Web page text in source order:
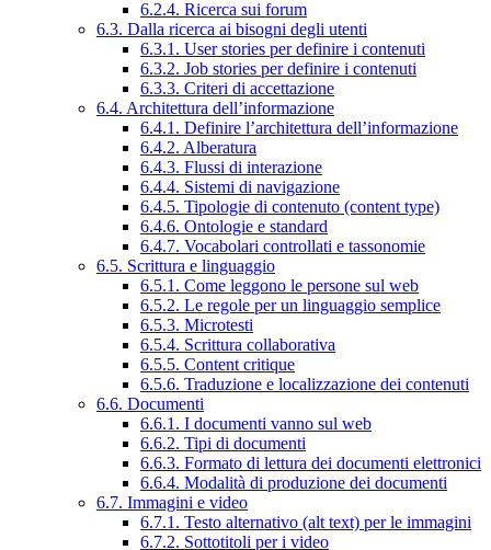
6.2.4. Ricerca sui forum
6.3. Dalla ricerca ai bisogni degli utenti
6.3.1. User stories per definire i contenuti
6.3.2. Job stories per definire i contenuti
6.3.3. Criteri di accettazione
6.4. Architettura dell’informazione
6.4.1. Definire l’architettura dell’informazione
6.4.2. Alberatura
6.4.3. Flussi di interazione
6.4.4. Sistemi di navigazione
6.4.5. Tipologie di contenuto (content type)
6.4.6. Ontologie e standard
6.4.7. Vocabolari controllati e tassonomie
6.5. Scrittura e linguaggio
6.5.1. Come leggono le persone sul web
6.5.2. Le regole per un linguaggio semplice
6.5.3. Microtesti
6.5.4. Scrittura collaborativa
6.5.5. Content critique
6.5.6. Traduzione e localizzazione dei contenuti
6.6. Documenti
6.6.1. I documenti vanno sul web
6.6.2. Tipi di documenti
6.6.3. Formato di lettura dei documenti elettronici
6.6.4. Modalità di produzione dei documenti
6.7. Immagini e video
6.7.1. Testo alternativo (alt text) per le immagini
6.7.2. Sottotitoli per i video